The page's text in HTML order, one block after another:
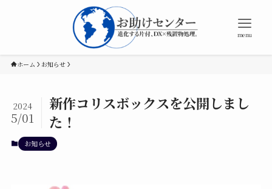
menu
ホーム お知らせ
新作コリスボックスを公開しまし
た！
2024
5/01
お知らせ